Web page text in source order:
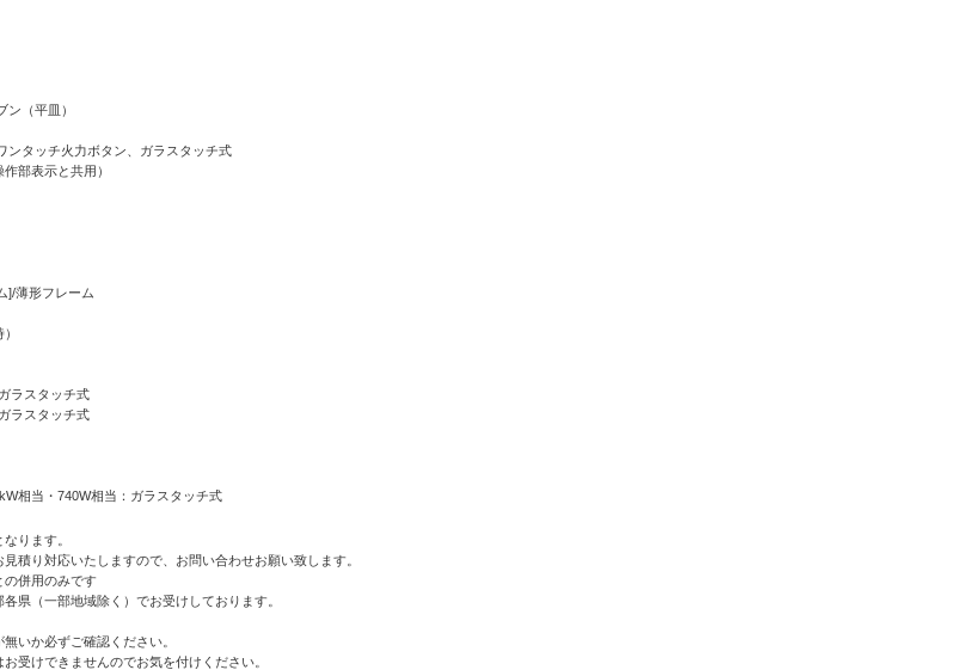
（平皿）
ンタッチ火力ボタン、ガラスタッチ式
部表示と共用）
]/薄形フレーム
ラスタッチ式
ラスタッチ式
相当・740W相当：ガラスタッチ式
ります。
積り対応いたしますので、お問い合わせお願い致します。
の併用のみです
県（一部地域除く）でお受けしております。
いか必ずご確認ください。
受けできませんのでお気を付けください。